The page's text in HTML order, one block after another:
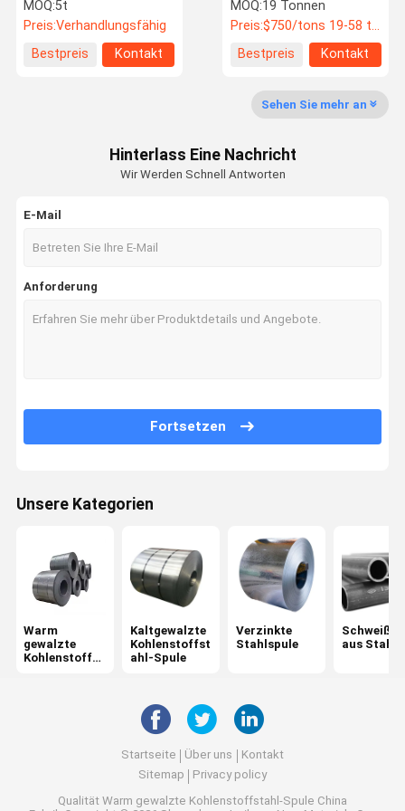
Qualitätskon Kontakt Mit
Rechtssach
Warm gewalzte Kohlenstoffstahl-Spule
Kaltgewalzte Kohlenstoffstahl-Spule
Verzinkte Stahlspule
Verformter Stahlrebar
PPGI-Stahlspule
Galvanisiertes Stahlgitter
Warm gewalztes Stahlblech
Galvanisierte Stahlplatte
Galvanisiertes Stahlprofil
Stahlspulen direkt und
bereit für das Schneiden
von Blättern jetzt
MOQ:19 Tonnen
Preis:$750/tons 19-58 tons
Bestpreis
Kontakt
26mm
MOQ:5t
Preis:Verhandlungsfähig
Bestpreis
Kontakt
Sehen Sie mehr an
Hinterlass Eine Nachricht
Wir Werden Schnell Antworten
E-Mail
Anforderung
Fortsetzen
Unsere Kategorien
Warm
gewalzte
Kohlenstoffst
Kaltgewalzte
Kohlenstoffst
ahl-Spule
Verzinkte
Stahlspule
aus Stahl
Startseite Über uns
Kontakt
Sitemap
Privacy policy
Qualität Warm gewalzte Kohlenstoffstahl-Spule China